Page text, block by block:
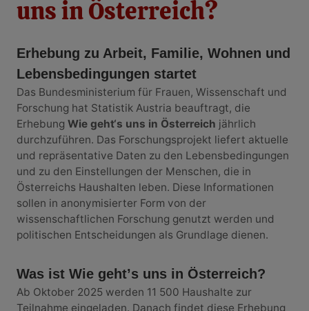
uns in Österreich?
Erhebung zu Arbeit, Familie, Wohnen und
Lebensbedingungen startet
Das Bundesministerium für Frauen, Wissenschaft und
Forschung hat Statistik Austria beauftragt, die
ErhebungWie geht‘s uns in Österreich jährlich
durchzuführen. Das Forschungsprojekt liefert aktuelle
und repräsentative Daten zu den Lebensbedingungen
und zu den Einstellungen der Menschen, die in
Österreichs Haushalten leben. Diese Informationen
sollen in anonymisierter Form von der
wissenschaftlichen Forschung genutzt werden und
politischen Entscheidungen als Grundlage dienen.
Was istWie gehtʼs uns in Österreich?
Ab Oktober 2025 werden 11 500 Haushalte zur
Teilnahme eingeladen. Danach findet diese Erhebung